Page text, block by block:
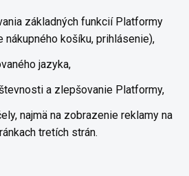
základných funkcií Platformy
nákupného košíku, prihlásenie),
jazyka,
a zlepšovanie Platformy,
najmä na zobrazenie reklamy na
tretích strán.